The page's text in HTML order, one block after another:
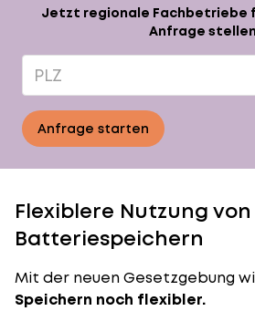
Jetzt regionale Fachbetriebe
Anfrage
Anfrage starten
Flexiblere Nutzung von
Batteriespeichern
Mit der neuen Gesetzgebung
Speichern noch flexibler.